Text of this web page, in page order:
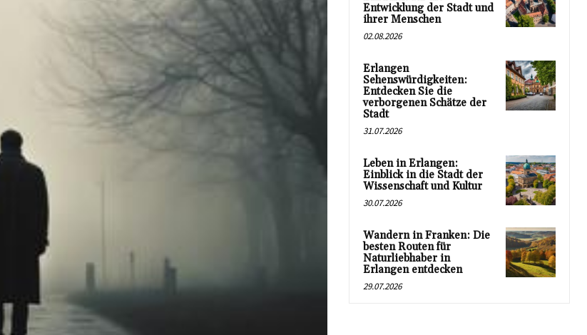
Entwicklung der Stadt und
ihrer Menschen
02.08.2026
Erlangen
Sehenswürdigkeiten:
Entdecken Sie die
verborgenen Schätze der
Stadt
31.07.2026
Leben in Erlangen:
Einblick in die Stadt der
Wissenschaft und Kultur
30.07.2026
Wandern in Franken: Die
besten Routen für
Naturliebhaber in
Erlangen entdecken
29.07.2026